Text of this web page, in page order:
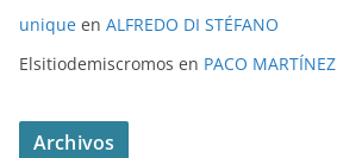
unique en ALFREDO DI STÉFANO
Elsitiodemiscromos en PACO MARTÍNEZ
Archivos